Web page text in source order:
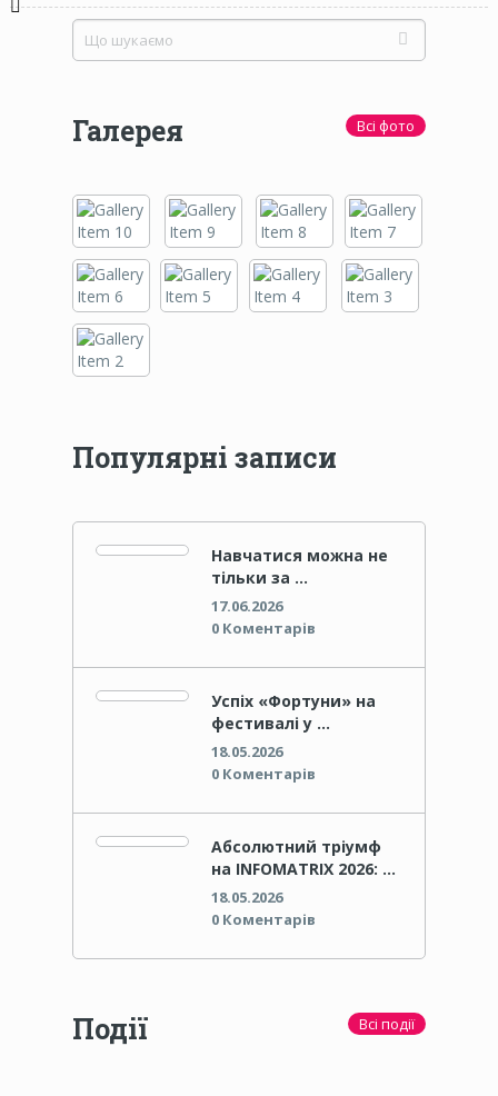
Галерея Всі фото
Популярні записи
Навчатися можна не
тільки за …
17.06.2026
0 Коментарів
Успіх «Фортуни» на
фестивалі у …
18.05.2026
0 Коментарів
Абсолютний тріумф
на INFOMATRIX 2026: …
18.05.2026
0 Коментарів
Події Всі події